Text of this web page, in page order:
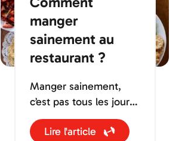
manger
sainement au
restaurant ?
Manger sainement,
c’est pas tous les jours
facile, surtout quand
on se retrouve devant
Lire l'article